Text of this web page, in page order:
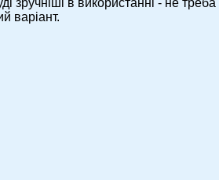
варіант.